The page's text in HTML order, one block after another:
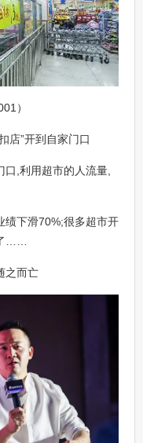
）
店”开到自家门口
,利用超市的人流量,
绩下滑70%;很多超市开
……
之而亡